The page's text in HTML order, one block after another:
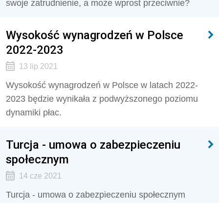
swoje zatrudnienie, a może wprost przeciwnie?
Wysokość wynagrodzeń w Polsce
2022-2023
13 lip 2021
Wysokość wynagrodzeń w Polsce w latach 2022-
2023 będzie wynikała z podwyższonego poziomu
dynamiki płac.
Turcja - umowa o zabezpieczeniu
społecznym
14 cze 2021
Turcja - umowa o zabezpieczeniu społecznym